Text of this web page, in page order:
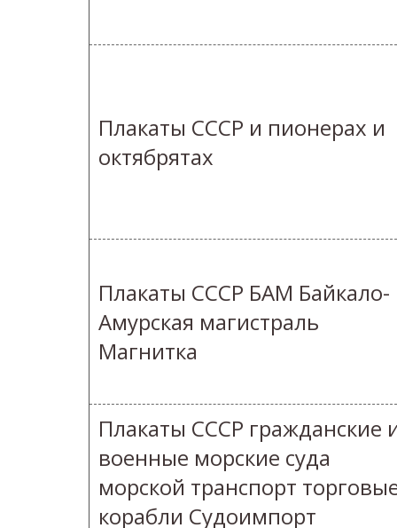
Плакаты СССР и пионерах и
октябрятах
Плакаты СССР БАМ Байкало-
Амурская магистраль
Магнитка
Плакаты СССР гражданские
военные морские суда
морской транспорт
корабли Судоимпорт